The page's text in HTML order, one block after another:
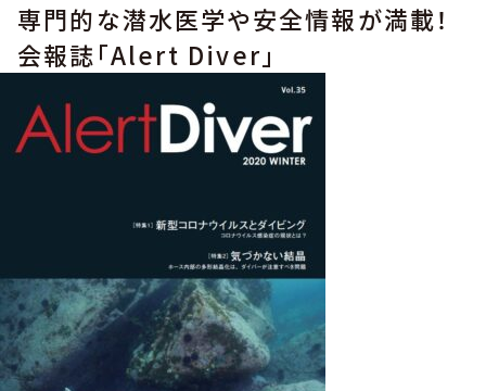
専門的な潜水医学や安全情報が満載！
会報誌「Alert Diver」